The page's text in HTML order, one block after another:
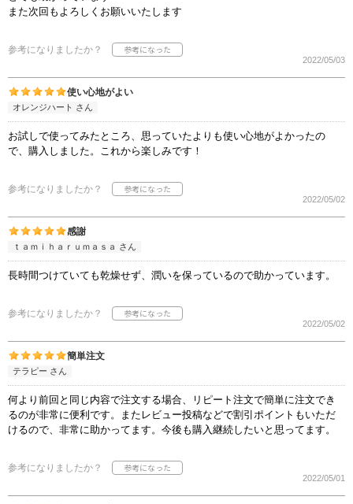
また次回もよろしくお願いいたします
参考になりましたか？
2022/05/03
使い心地がよい
オレンジハート さん
お試しで使ってみたところ、思っていたよりも使い心地がよかったの
で、購入しました。これから楽しみです！
参考になりましたか？
2022/05/02
感謝
ｔａｍｉｈａｒｕｍａｓａ さん
長時間つけていても乾燥せず、潤いを保っているので助かっています。
参考になりましたか？
2022/05/02
簡単注文
テラピー さん
何より前回と同じ内容で注文する場合、リピート注文で簡単に注文でき
るのが非常に便利です。またレビュー投稿などで割引ポイントもいただ
けるので、非常に助かってます。今後も購入継続したいと思ってます。
参考になりましたか？
2022/05/01